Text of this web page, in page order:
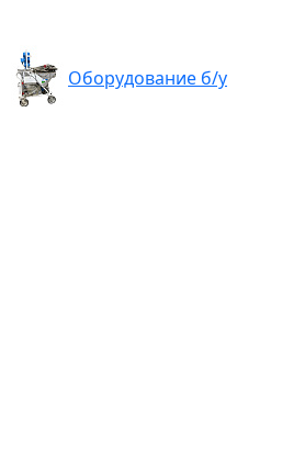
Оборудование б/у